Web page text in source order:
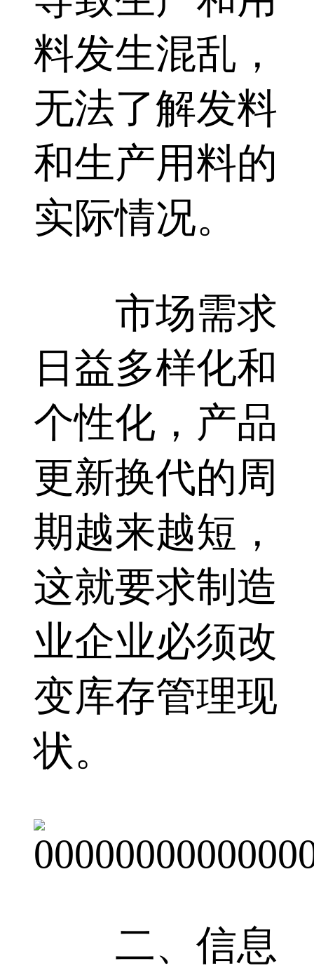
料发生混乱，
无法了解发料
和生产用料的
实际情况。
市场需求
日益多样化和
个性化，产品
更新换代的周
期越来越短，
这就要求制造
业企业必须改
变库存管理现
状。
二、信息